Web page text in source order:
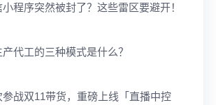
程序突然被封了？这些雷区要避开！
代工的三种模式是什么？
战双11带货，重磅上线「直播中控